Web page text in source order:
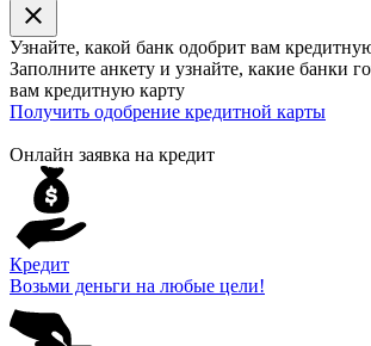
close
Узнайте, какой банк одобрит вам
Заполните анкету и узнайте, какие банки
вам кредитную карту
Получить одобрение кредитной карты
Онлайн заявка на кредит
Кредит
Возьми деньги на любые цели!